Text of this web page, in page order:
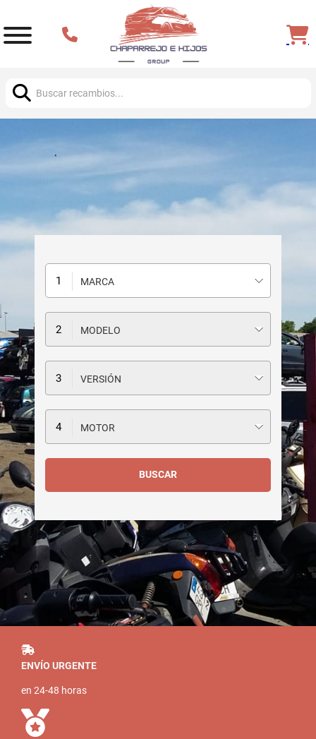
MARCA
MODELO
VERSIÓN
MOTOR
ENVÍO URGENTE
en 24-48 horas